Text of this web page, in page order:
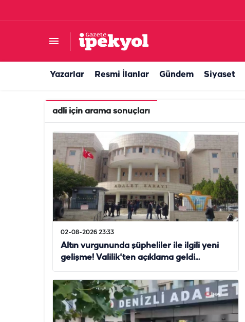
Yazarlar Resmi İlanlar Gündem Siyaset
adli için arama sonuçları
02-08-2026 23:33
Altın vurgununda şüpheliler ile ilgili yeni
gelişme! Valilik'ten açıklama geldi...